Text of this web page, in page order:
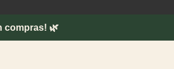
compras! 🌿